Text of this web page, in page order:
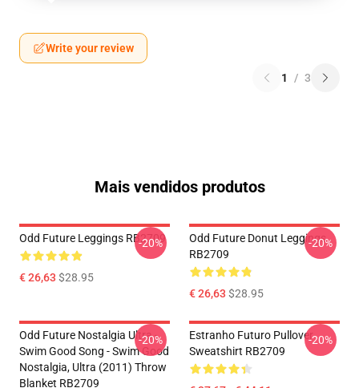
Write your review
1 / 3
Mais vendidos produtos
Odd Future Leggings RB2709
€ 26,63 $28.95
-20%
Odd Future Donut Leggings
RB2709
€ 26,63 $28.95
-20%
Odd Future Nostalgia Ultra -
Swim Good Song - Swim Good
Nostalgia, Ultra (2011) Throw
Blanket RB2709
-20%
Estranho Futuro Pullover
Sweatshirt RB2709
-20%